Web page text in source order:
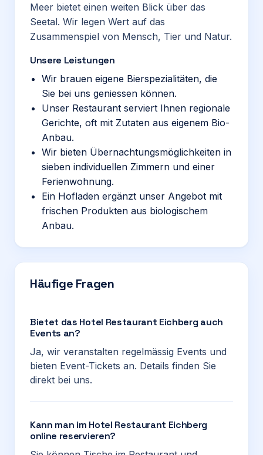
Meer bietet einen weiten Blick über das
Seetal. Wir legen Wert auf das
Zusammenspiel von Mensch, Tier und Natur.
Unsere Leistungen
Wir brauen eigene Bierspezialitäten, die
Sie bei uns geniessen können.
Unser Restaurant serviert Ihnen regionale
Gerichte, oft mit Zutaten aus eigenem Bio-
Anbau.
Wir bieten Übernachtungsmöglichkeiten in
sieben individuellen Zimmern und einer
Ferienwohnung.
Ein Hofladen ergänzt unser Angebot mit
frischen Produkten aus biologischem
Anbau.
Häufige Fragen
Bietet das Hotel Restaurant Eichberg auch
Events an?
Ja, wir veranstalten regelmässig Events und
bieten Event-Tickets an. Details finden Sie
direkt bei uns.
Kann man im Hotel Restaurant Eichberg
online reservieren?